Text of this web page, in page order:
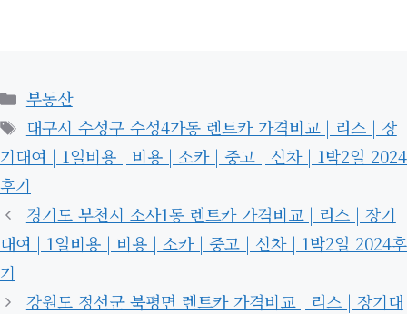
카
테
고
리
부동산
태
그
대구시 수성구 수성4가동 렌트카 가격비교 | 리스 | 장
기대여 | 1일비용 | 비용 | 소카 | 중고 | 신차 | 1박2일 2024
후기
경기도 부천시 소사1동 렌트카 가격비교 | 리스 | 장기
대여 | 1일비용 | 비용 | 소카 | 중고 | 신차 | 1박2일 2024후
기
강원도 정선군 북평면 렌트카 가격비교 | 리스 | 장기대